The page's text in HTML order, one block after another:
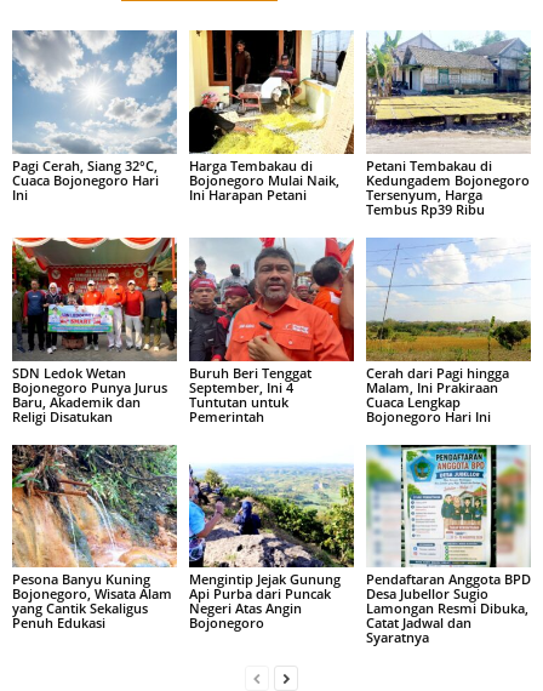
Pagi Cerah, Siang 32°C,
Cuaca Bojonegoro Hari
Ini
Harga Tembakau di
Bojonegoro Mulai Naik,
Ini Harapan Petani
Petani Tembakau di
Kedungadem Bojonegoro
Tersenyum, Harga
Tembus Rp39 Ribu
SDN Ledok Wetan
Bojonegoro Punya Jurus
Baru, Akademik dan
Religi Disatukan
Buruh Beri Tenggat
September, Ini 4
Tuntutan untuk
Pemerintah
Cerah dari Pagi hingga
Malam, Ini Prakiraan
Cuaca Lengkap
Bojonegoro Hari Ini
Pesona Banyu Kuning
Bojonegoro, Wisata Alam
yang Cantik Sekaligus
Penuh Edukasi
Mengintip Jejak Gunung
Api Purba dari Puncak
Negeri Atas Angin
Bojonegoro
Pendaftaran Anggota BPD
Desa Jubellor Sugio
Lamongan Resmi Dibuka,
Catat Jadwal dan
Syaratnya